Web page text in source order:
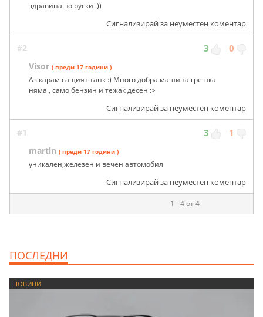
здравина по руски :))
Сигнализирай за неуместен коментар
#2 3 0
Visor ( преди 17 години )
Аз карам сащият танк :) Много добра машина грешка
няма , само бензин и тежак десен :>
Сигнализирай за неуместен коментар
#1 3 1
martin ( преди 17 години )
уникален,железен и вечен автомобил
Сигнализирай за неуместен коментар
1 - 4 от 4
ПОСЛЕДНИ
НОВИНИ